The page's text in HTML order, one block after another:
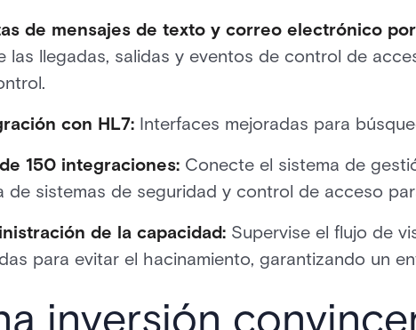
de mensajes de texto y correo electrónico por
las llegadas, salidas y eventos de control de
con HL7: Interfaces mejoradas para
150 integraciones: Conecte el sistema de
de sistemas de seguridad y control de acceso
de la capacidad: Supervise el flujo de
para evitar el hacinamiento, garantizando un
inversión